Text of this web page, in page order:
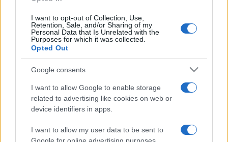
I want to opt-out of Collection, Use,
Retention, Sale, and/or Sharing of my
Personal Data that Is Unrelated with the
Purposes for which it was collected.
Opted Out
Google consents
I want to allow Google to enable storage
related to advertising like cookies on web or
device identifiers in apps.
I want to allow my user data to be sent to
Az OperaLive sorozatban december 26-án HändelMessiás
című oratóriumából, december 27-én Puccini
című operájából, december 30-án pedig ifj. Johann Strauss
denevér című operettjéből csendülnek fel részletek
Nyitókép forrása: Opera